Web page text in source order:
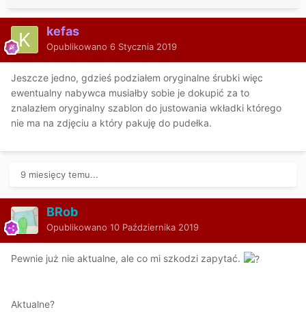
kefas
Opublikowano 6 Stycznia 2019
Jeszcze jedno, gdzieś podziałem oryginalne śrubki więc
ewentualny nabywca musiałby sobie je dokupić za to
znalazłem oryginalny szablon do justowania wkładki którego
nie ma na zdjęciu a który pakuję do pudełka.
9 miesięcy temu...
BRob
Opublikowano 10 Października 2019
Pewnie już nie aktualne, ale co mi szkodzi zapytać.
Aktualne?